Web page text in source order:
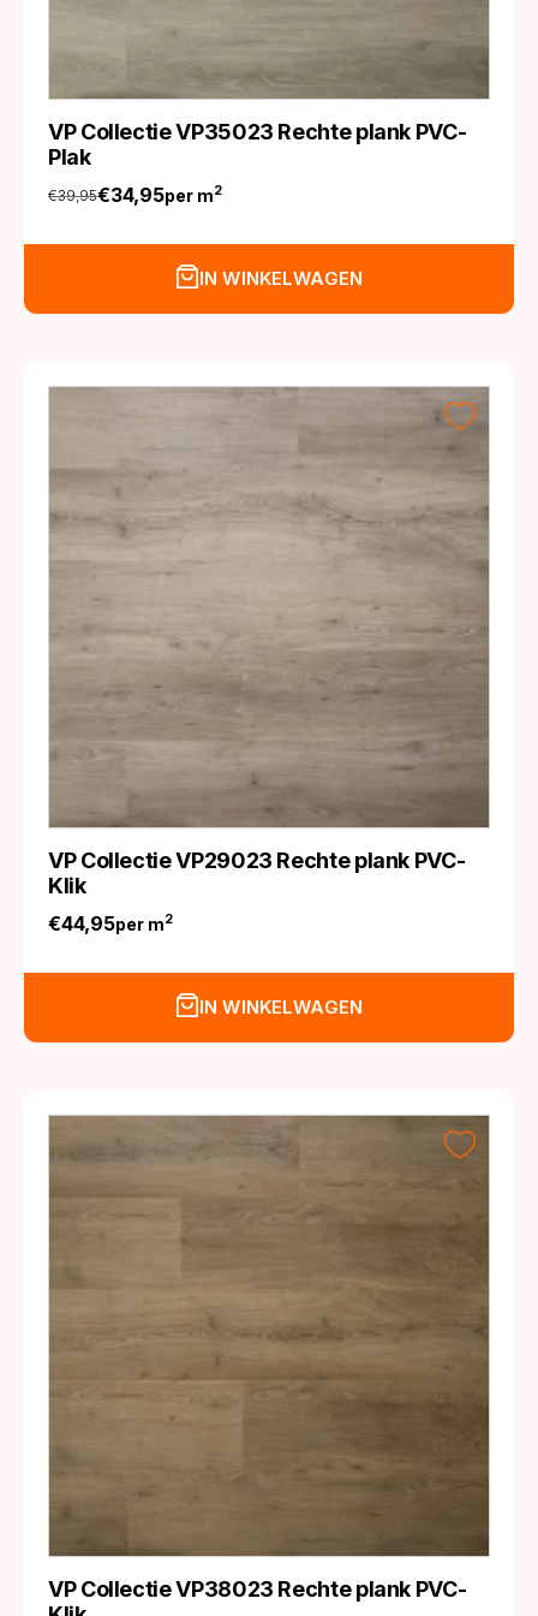
VP Collectie VP35023 Rechte plank PVC-
Plak
€39,95
Oorspronkelijke
prijs
€34,95
Huidige
prijs
per m2
IN WINKELWAGEN
VP Collectie VP29023 Rechte plank PVC-
Klik
€44,95per m2
IN WINKELWAGEN
VP Collectie VP38023 Rechte plank PVC-